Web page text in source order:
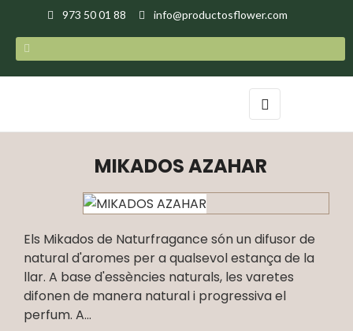
973 50 01 88 info@productosflower.com
Toggle
navigation
☰
MIKADOS AZAHAR
Els Mikados de Naturfragance són un difusor de
natural d'aromes per a qualsevol estança de la
llar. A base d'essències naturals, les varetes
difonen de manera natural i progressiva el
perfum. A...